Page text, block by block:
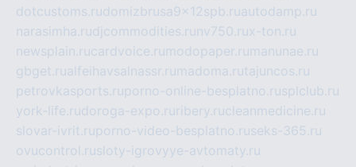
dotcustoms.rudomizbrusa9x12spb.ruautodamp.ru
narasimha.rudjcommodities.ru nv750.rux-ton.ru
newsplain.rucardvoice.ru modopaper.ru manunae.ru
gbget.rualfeihavsalnassr.ru madoma.rutajuncos.ru
petrovkasports.ruporno-online-besplatno.rusplclub.ru
york-life.rudoroga-expo.ru ribery.rucleanmedicine.ru
slovar-ivrit.ruporno-video-besplatno.ruseks-365.ru
ovucontrol.rusloty-igrovyye-avtomaty.ru